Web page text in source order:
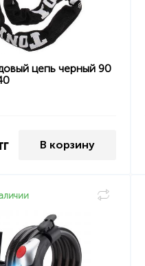
цепь черный 90
В корзину